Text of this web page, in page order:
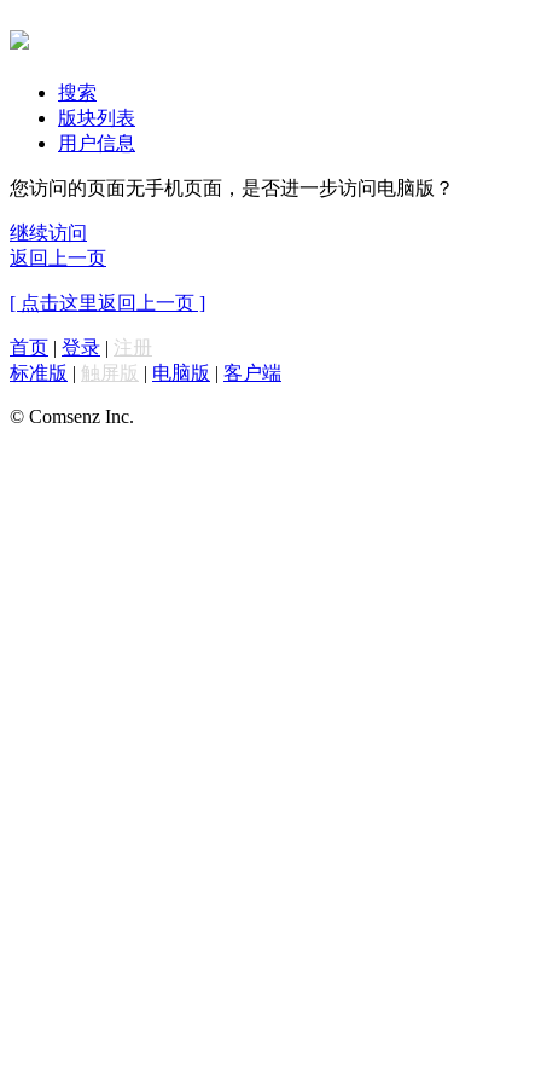
搜索
版块列表
用户信息
您访问的页面无手机页面，是否进一步访问电脑版？
继续访问
返回上一页
[ 点击这里返回上一页 ]
首页 | 登录 | 注册
标准版 | 触屏版 | 电脑版 | 客户端
© Comsenz Inc.